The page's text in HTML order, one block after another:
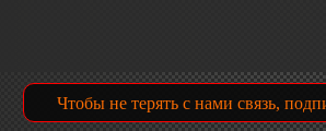
Чтобы не терять с нами связь,